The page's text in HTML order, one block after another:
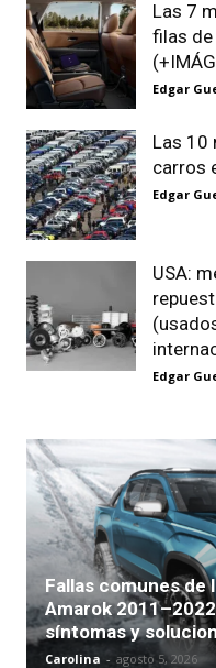
Las 7
filas
Edgar
Las 10
carros
Edgar
USA:
Edgar
Fallas comunes de
Amarok
síntomas y
Carolina - agosto 5, 2026